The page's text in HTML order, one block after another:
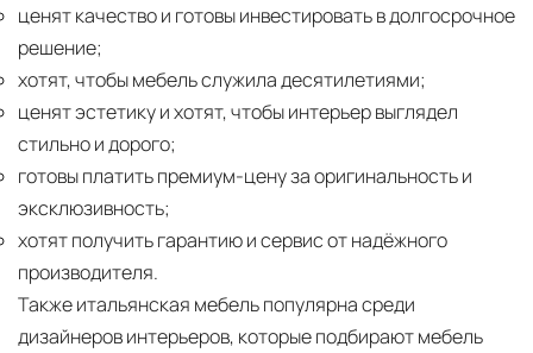
ценят качество и готовы инвестировать в долгосрочное
решение;
хотят, чтобы мебель служила десятилетиями;
ценят эстетику и хотят, чтобы интерьер выглядел
стильно и дорого;
готовы платить премиум-цену за оригинальность и
эксклюзивность;
хотят получить гарантию и сервис от надёжного
производителя.
Также итальянская мебель популярна среди
дизайнеров интерьеров, которые подбирают мебель